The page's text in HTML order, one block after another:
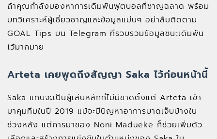
ถ้าคุณกำลังมองหาการเดิมพันฟุตบอลที่ชาญฉลาด พร้อม
บทวิเคราะห์ผู้เชี่ยวชาญและข้อมูลแม่นๆ อย่าลืมติดตาม
GOAL Tips บน Telegram ที่รวบรวมข้อมูลชนะเดิมพัน
ไว้มากมาย
Arteta เคยพูดถึงสัญญา Saka ไว้ก่อนหน้านี้
Saka แทบจะเป็นผู้เล่นหลักที่ไม่มีขาดตั้งแต่ Arteta เข้า
มาคุมทีมในปี 2019 แม้จะมีปัญหาอาการบาดเจ็บบ้างใน
ช่วงหลัง แต่การมาของ Noni Madueke ก็ช่วยเพิ่มตัว